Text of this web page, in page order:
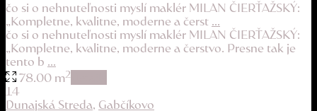
čo si o nehnuteľnosti myslí maklér MILAN ČIERŤAŽSKÝ:
„Kompletne, kvalitne, moderne a čerst ...
čo si o nehnuteľnosti myslí maklér MILAN ČIERŤAŽSKÝ:
„Kompletne, kvalitne, moderne a čerstvo. Presne tak je
tento b ...
78.00 m2
14
Dunajská Streda Gabčíkovo